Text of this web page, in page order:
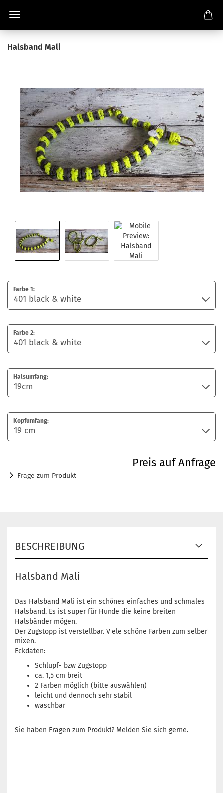
Halsband Mali
Farbe 1:
Farbe 2:
Halsumfang:
Kopfumfang:
Preis auf Anfrage
Frage zum Produkt
BESCHREIBUNG
Halsband Mali
Das Halsband Mali ist ein schönes einfaches und schmales
Halsband. Es ist super für Hunde die keine breiten
Halsbänder mögen.
Der Zugstopp ist verstellbar. Viele schöne Farben zum selber
mixen.
Eckdaten:
Schlupf- bzw Zugstopp
ca. 1,5 cm breit
2 Farben möglich (bitte auswählen)
leicht und dennoch sehr stabil
waschbar
Sie haben Fragen zum Produkt? Melden Sie sich gerne.